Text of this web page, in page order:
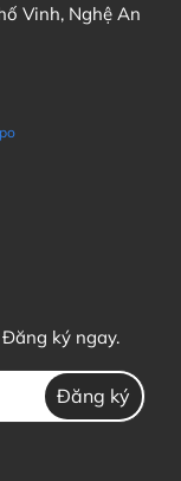
Vinh, Nghệ An
ký ngay.
Đăng ký